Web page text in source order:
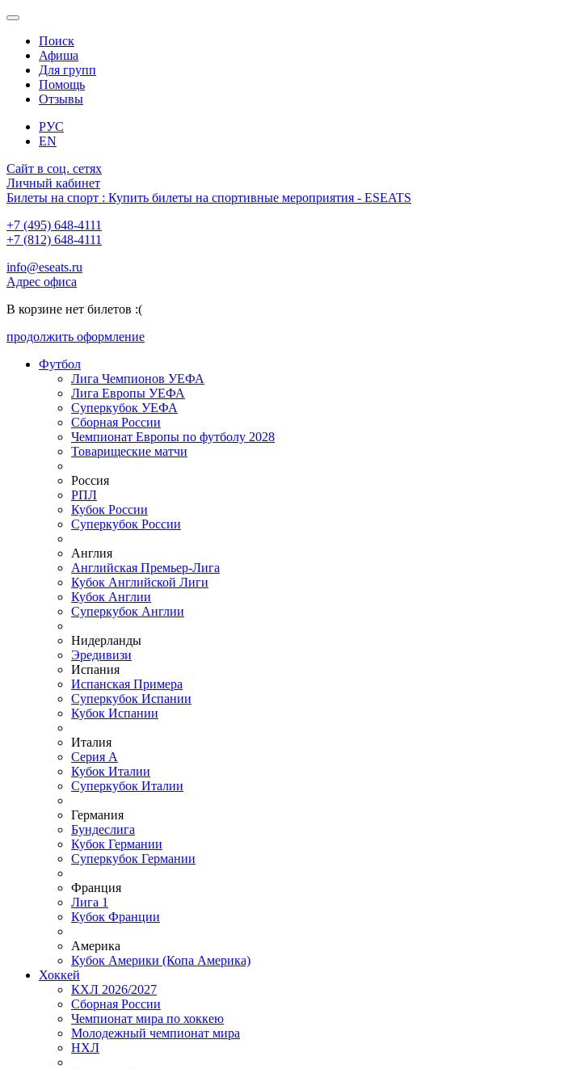
Поиск
Афиша
Для групп
Помощь
Отзывы
РУС
EN
Сайт в соц. сетях
Личный кабинет
Билеты на спорт : Купить билеты на спортивные мероприятия - ESEATS
+7 (495) 648-4111
+7 (812) 648-4111
info@eseats.ru
Адрес офиса
В корзине нет билетов :(
продолжить оформление
Футбол
Лига Чемпионов УЕФА
Лига Европы УЕФА
Суперкубок УЕФА
Сборная России
Чемпионат Европы по футболу 2028
Товарищеские матчи
Россия
РПЛ
Кубок России
Суперкубок России
Англия
Английская Премьер-Лига
Кубок Английской Лиги
Кубок Англии
Суперкубок Англии
Нидерланды
Эредивизи
Испания
Испанская Примера
Суперкубок Испании
Кубок Испании
Италия
Серия А
Кубок Италии
Суперкубок Италии
Германия
Бундеслига
Кубок Германии
Суперкубок Германии
Франция
Лига 1
Кубок Франции
Америка
Кубок Америки (Копа Америка)
Хоккей
КХЛ 2026/2027
Сборная России
Чемпионат мира по хоккею
Молодежный чемпионат мира
НХЛ